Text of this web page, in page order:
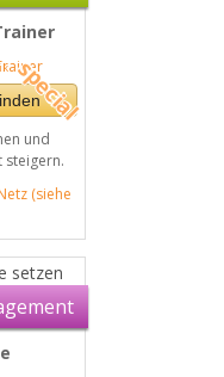
und
steigern.
(siehe
setzen